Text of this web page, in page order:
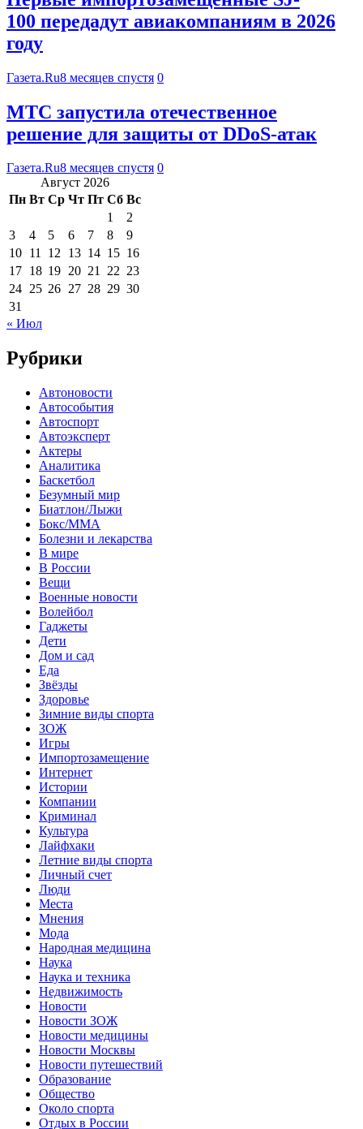
100 передадут авиакомпаниям в 2026
году
Газета.Ru8 месяцев спустя 0
МТС запустила отечественное
решение для защиты от DDoS-атак
Газета.Ru8 месяцев спустя 0
Август 2026
Пн Вт Ср Чт Пт Сб Вс
1
2
3
4 5 6 7 8
9
10 11 12 13 14 15 16
17 18 19 20 21 22 23
24 25 26 27 28 29 30
31
« Июл
Рубрики
Автоновости
Автособытия
Автоспорт
Автоэксперт
Актеры
Аналитика
Баскетбол
Безумный мир
Биатлон/Лыжи
Бокс/MMA
Болезни и лекарства
В мире
В России
Вещи
Военные новости
Волейбол
Гаджеты
Дети
Дом и сад
Еда
Звёзды
Здоровье
Зимние виды спорта
ЗОЖ
Игры
Импортозамещение
Интернет
Истории
Компании
Криминал
Культура
Лайфхаки
Летние виды спорта
Личный счет
Люди
Места
Мнения
Мода
Народная медицина
Наука
Наука и техника
Недвижимость
Новости
Новости ЗОЖ
Новости медицины
Новости Москвы
Новости путешествий
Образование
Общество
Около спорта
Отдых в России